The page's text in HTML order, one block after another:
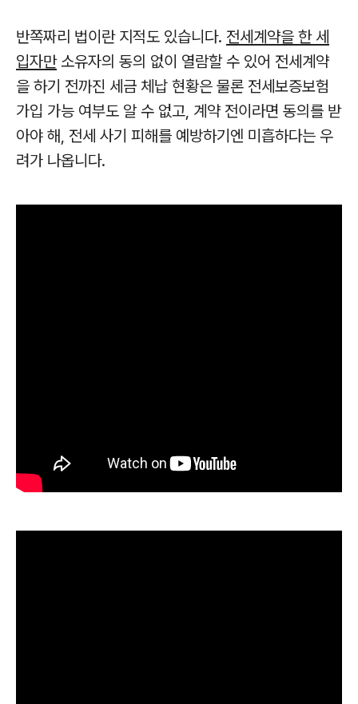
반쪽짜리 법이란 지적도 있습니다. 전세계약을 한 세
입자만소유자의 동의 없이 열람할 수 있어 전세계약
을 하기 전까진 세금 체납 현황은 물론 전세보증보험
가입 가능 여부도 알 수 없고, 계약 전이라면 동의를 받
아야 해, 전세 사기 피해를 예방하기엔 미흡하다는 우
려가 나옵니다.